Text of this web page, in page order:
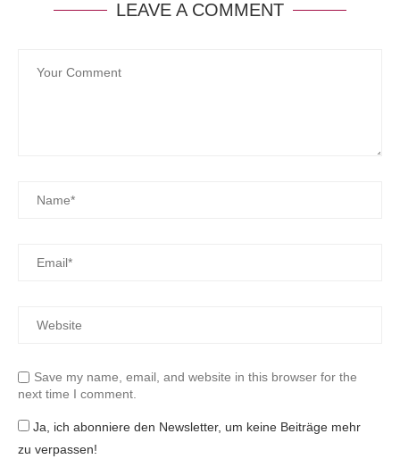
LEAVE A COMMENT
Save my name, email, and website in this browser for the
next time I comment.
Ja, ich abonniere den Newsletter, um keine Beiträge mehr
zu verpassen!